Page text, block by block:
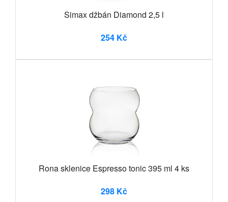
Simax džbán Diamond 2,5 l
254 Kč
Rona sklenice Espresso tonic 395 ml 4 ks
298 Kč